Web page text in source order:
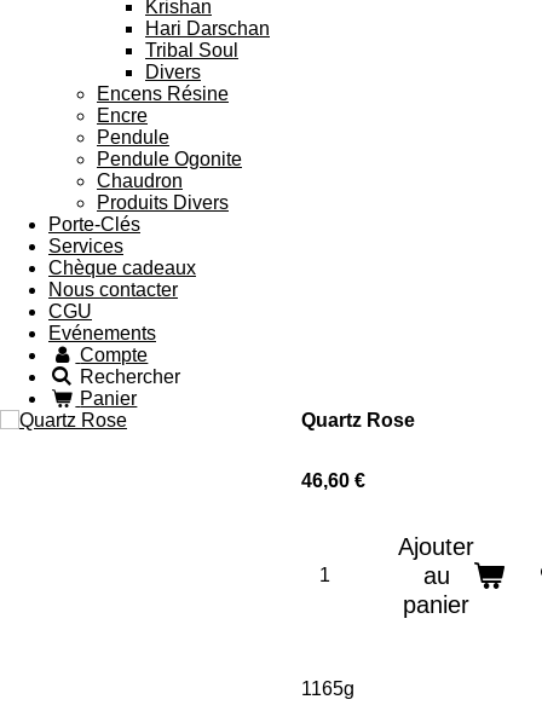
Krishan
Hari Darschan
Tribal Soul
Divers
Encens Résine
Encre
Pendule
Pendule Ogonite
Chaudron
Produits Divers
Porte-Clés
Services
Chèque cadeaux
Nous contacter
CGU
Evénements
Compte
Rechercher
Panier
Quartz Rose
46,60 €
Ajouter
au
panier
1165g